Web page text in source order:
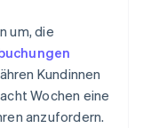
um, die
Kundinnen
Wochen eine
anzufordern.